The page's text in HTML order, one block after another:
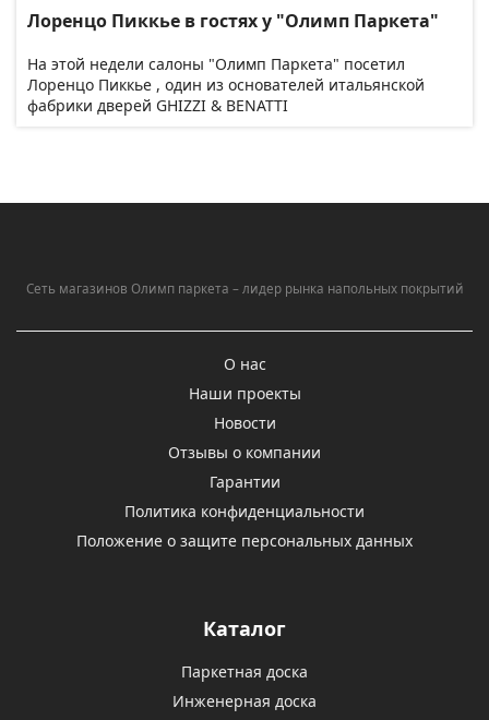
Лоренцо Пиккье в гостях у "Олимп Паркета"
На этой недели салоны "Олимп Паркета" посетил
Лоренцо Пиккье , один из основателей итальянской
фабрики дверей GHIZZI & BENATTI
Сеть магазинов Олимп паркета – лидер рынка напольных покрытий
О нас
Наши проекты
Новости
Отзывы о компании
Гарантии
Политика конфиденциальности
Положение о защите персональных данных
Каталог
Паркетная доска
Инженерная доска